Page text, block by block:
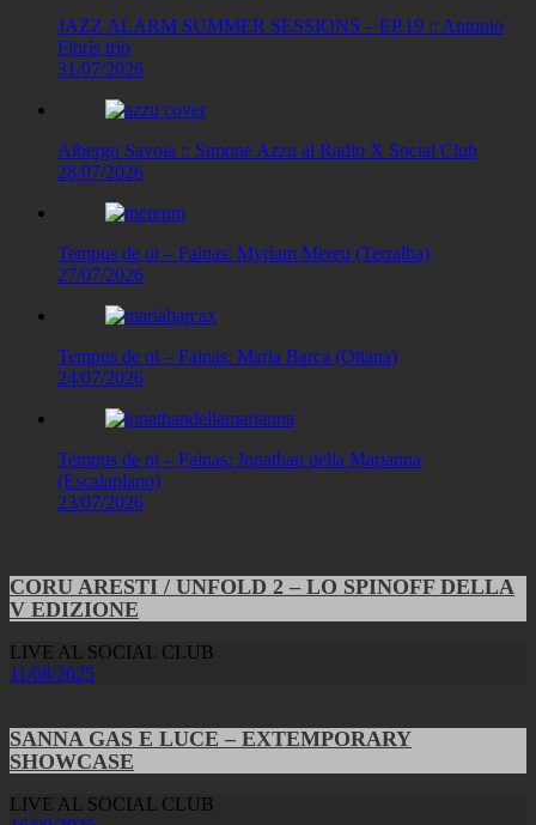
JAZZ ALARM SUMMER SESSIONS – EP.19 :: Antonio
Floris trio
31/07/2026
Albergo Savoia :: Simone Azzu al Radio X Social Club
28/07/2026
Tempus de oi – Fainas: Myriam Mereu (Terralba)
27/07/2026
Tempus de oi – Fainas: Maria Barca (Ottana)
24/07/2026
Tempus de oi – Fainas: Jonathan della Marianna
(Escalaplano)
23/07/2026
CORU ARESTI / UNFOLD 2 – LO SPINOFF DELLA
V EDIZIONE
LIVE AL SOCIAL CLUB
11/08/2025
SANNA GAS E LUCE – EXTEMPORARY
SHOWCASE
LIVE AL SOCIAL CLUB